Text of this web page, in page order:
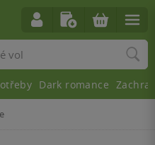
Dark romance